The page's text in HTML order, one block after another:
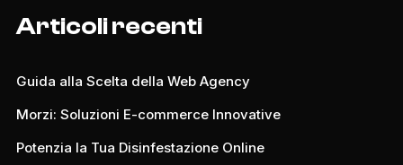
Articoli recenti
Guida alla Scelta della Web Agency
Morzi: Soluzioni E-commerce Innovative
Potenzia la Tua Disinfestazione Online